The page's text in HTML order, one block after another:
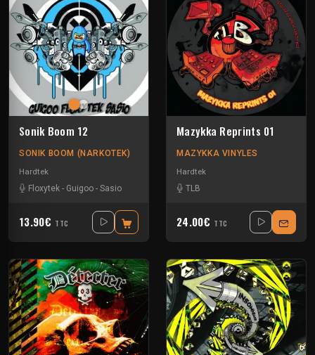
Sonik Boom 12
SONIK BOOM (NARKOTEK)
Hardtek
Floxytek - Guigoo - Sasio
13.90€ TTC
Mazykka Reprints 01
MAZYKKA VINYLES
Hardtek
TLB
24.00€ TTC